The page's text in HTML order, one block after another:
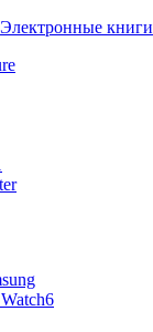
Электронные книги